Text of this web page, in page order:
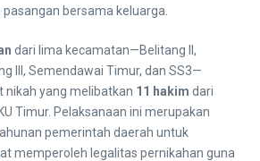
bersama keluarga.
dari lima kecamatan—Belitang II,
III, Semendawai Timur, dan SS3—
nikah yang melibatkan 11 hakim dari
Timur. Pelaksanaan ini merupakan
pemerintah daerah untuk
memperoleh legalitas pernikahan guna